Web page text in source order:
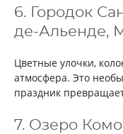
6. Городок
де-Альенде,
Цветные улочки,
атмосфера. Это
праздник
7. Озеро